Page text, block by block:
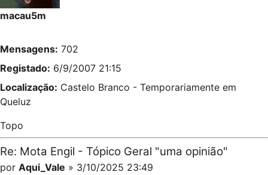
macau5m
Mensagens: 702
Registado: 6/9/2007 21:15
Localização: Castelo Branco - Temporariamente em
Queluz
Topo
Re: Mota Engil - Tópico Geral "uma opinião"
por Aqui_Vale » 3/10/2025 23:49